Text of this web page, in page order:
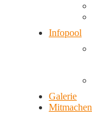
Infopool
Galerie
Mitmachen